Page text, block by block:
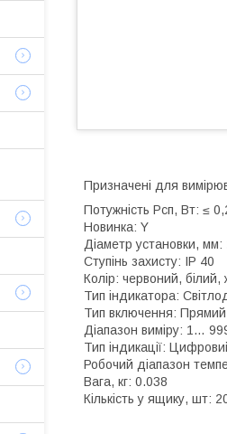
Призначені для
Потужність Рсп, Вт: ≤
Новинка: Y
Діаметр установки, мм:
Ступінь захисту: IP 40
Колір: червоний,
Тип індикатора:
Тип включення: Прямий
Діапазон виміру: 1…
Тип індикації:
Робочий діапазон
Вага, кг: 0.038
Кількість у ящику, шт: